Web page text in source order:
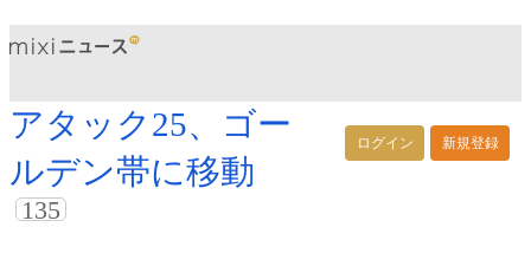
ログイン 新規登録
アタック25、ゴー
ルデン帯に移動
135